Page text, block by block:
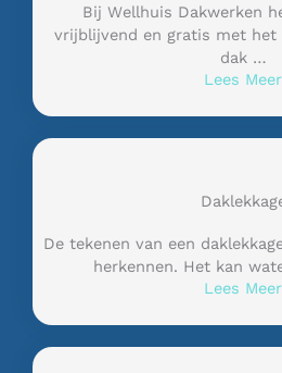
Bij Wellhuis Dakwerken
vrijblijvend en gratis met het
dak …
Lees Meer
De tekenen van een
herkennen. Het kan
Lees Meer